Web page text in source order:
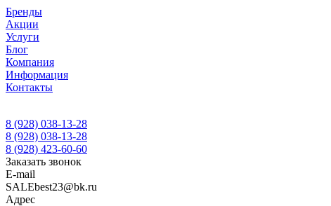
Бренды
Акции
Услуги
Блог
Компания
Информация
Контакты
8 (928) 038-13-28
8 (928) 038-13-28
8 (928) 423-60-60
Заказать звонок
E-mail
SALEbest23@bk.ru
Адрес